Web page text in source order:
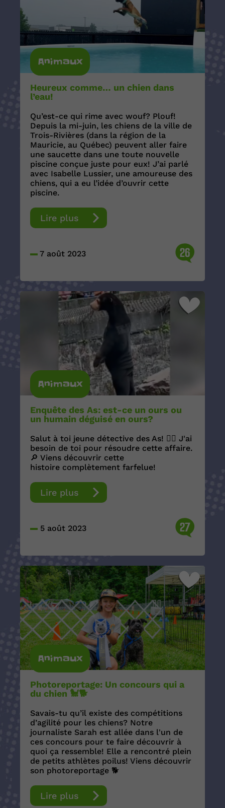
Animaux
Heureux comme… un chien dans
l’eau!
Qu’est-ce qui rime avec wouf? Plouf!
Depuis la mi-juin, les chiens de la ville de
Trois-Rivières (dans la région de la
Mauricie, au Québec) peuvent aller faire
une saucette dans une toute nouvelle
piscine conçue juste pour eux! J’ai parlé
avec Isabelle Lussier, une amoureuse des
chiens, qui a eu l’idée d’ouvrir cette
piscine.
Lire plus
7 août 2023 26
Animaux
Enquête des As: est-ce un ours ou
un humain déguisé en ours?
Salut à toi jeune détective des As! 🕵️‍♀️ J'ai
besoin de toi pour résoudre cette affaire.
🔎 Viens découvrir cette
histoire complètement farfelue!
Lire plus
5 août 2023 27
Animaux
Photoreportage: Un concours qui a
du chien 🐩🐕
Savais-tu qu’il existe des compétitions
d’agilité pour les chiens? Notre
journaliste Sarah est allée dans l'un de
ces concours pour te faire découvrir à
quoi ça ressemble! Elle a rencontré plein
de petits athlètes poilus! Viens découvrir
son photoreportage 🐕
Lire plus